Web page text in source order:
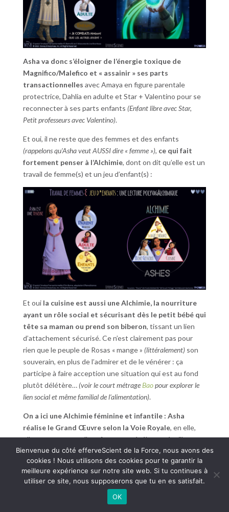
Asha va donc s’éloigner de l’énergie toxique de
Magnifico/Malefico et « assainir » ses parts
transactionnelles avec Amaya en figure parentale
protectrice, Dahlia en adulte et Star + Valentino pour se
reconnecter à ses parts enfants (Enfant libre avec Star,
Petit professeurs avec Valentino).
Et oui, il ne reste que des femmes et des enfants
(rappelons qu’Asha veut AUSSI dire « femme »), ce qui fait
fortement penser à l’Alchimie, dont on dit qu’elle est un
travail de femme(s) et un jeu d’enfant(s) :
Et oui la cuisine est aussi une Alchimie, la nourriture
ayant un rôle social et sécurisant dès le petit bébé qui
tête sa maman ou prend son biberon, tissant un lien
d’attachement sécurisé. Ce n’est clairement pas pour
rien que le peuple de Rosas « mange » (littéralement)son
souverain, en plus de l’admirer et de le vénérer : ça
participe à faire acception une situation qui est au fond
plutôt délétère…(voir le court métrageBaopour explorer le
lien social et même familial de l’alimentation).
On a ici une Alchimie féminine et infantile : Asha
réalise le Grand Œuvre selon la Voie Royale, en elle,
elle se transmute elle-même pour révéler et réveiller sa
lumière et sa magie, quand Malefico(ça lui va mieux)va
œuvrer sur le chemin plus sombre où il va jouer avec ses
congénères et ne pas hésiter à détruire des vœux(et leurs
propriétaires, indirectement)pour explorer sa magie noire
(qui est en fait verte, en vert et contre tous)
Bienvenue du côté efferveScient de la Force, nous avons des
cookies ! Nous utilisons des cookies pour te garantir la
meilleure expérience sur notre site web. Si tu continues à
utiliser ce site, nous supposerons que tu en es satisfait.
OK